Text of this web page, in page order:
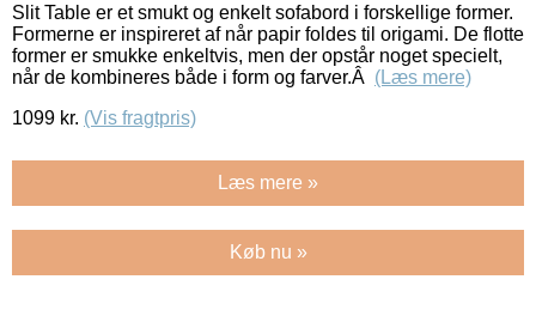
Slit Table er et smukt og enkelt sofabord i forskellige former.
Formerne er inspireret af når papir foldes til origami. De flotte
former er smukke enkeltvis, men der opstår noget specielt,
når de kombineres både i form og farver.Â (Læs mere)
1099 kr. (Vis fragtpris)
Læs mere »
Køb nu »